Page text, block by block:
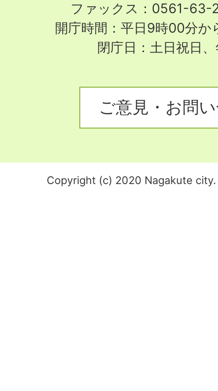
ファックス：0561-63-
開庁時間：平日9時00分
閉庁日：土日祝日
ご意見・お問
Copyright (c) 2020 Nagakute